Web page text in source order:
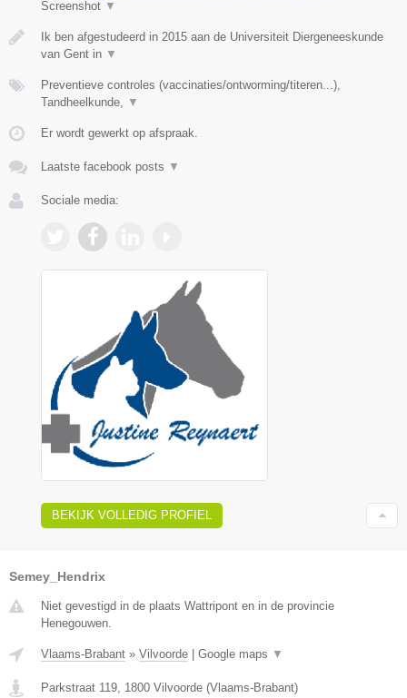
Screenshot ▼
Ik ben afgestudeerd in 2015 aan de Universiteit Diergeneeskunde
van Gent in ▼
Preventieve controles (vaccinaties/ontworming/titeren...),
Tandheelkunde, ▼
Er wordt gewerkt op afspraak.
Laatste facebook posts ▼
Sociale media:
BEKIJK VOLLEDIG PROFIEL
Semey_Hendrix
Niet gevestigd in de plaats Wattripont en in de provincie
Henegouwen.
Vlaams-Brabant » Vilvoorde Google maps ▼
Parkstraat 119, 1800 Vilvoorde (Vlaams-Brabant)